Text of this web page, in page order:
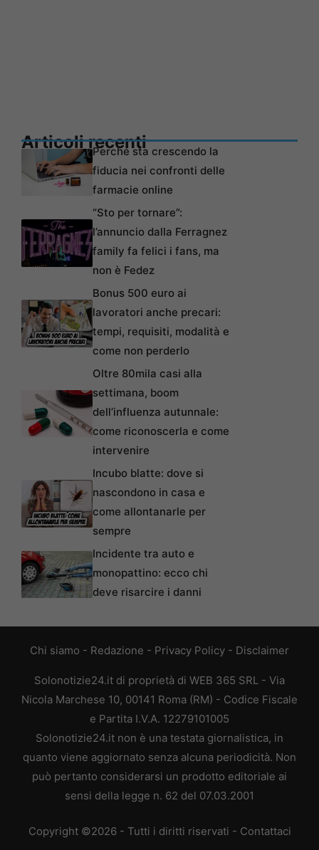
Articoli recentiPerché sta crescendo la
fiducia nei confronti delle
farmacie online
“Sto per tornare”:
l’annuncio dalla Ferragnez
family fa felici i fans, ma
non è Fedez
Bonus 500 euro ai
lavoratori anche precari:
tempi, requisiti, modalità e
come non perderlo
Oltre 80mila casi alla
settimana, boom
dell’influenza autunnale:
come riconoscerla e come
intervenire
Incubo blatte: dove si
nascondono in casa e
come allontanarle per
sempre
Incidente tra auto e
monopattino: ecco chi
deve risarcire i danni
Chi siamo - Redazione - Privacy Policy - Disclaimer
Solonotizie24.it di proprietà di WEB 365 SRL - Via
Nicola Marchese 10, 00141 Roma (RM) - Codice Fiscale
e Partita I.V.A. 12279101005
Solonotizie24.it non è una testata giornalistica, in
quanto viene aggiornato senza alcuna periodicità. Non
può pertanto considerarsi un prodotto editoriale ai
sensi della legge n. 62 del 07.03.2001
Copyright ©2026 - Tutti i diritti riservati - Contattaci